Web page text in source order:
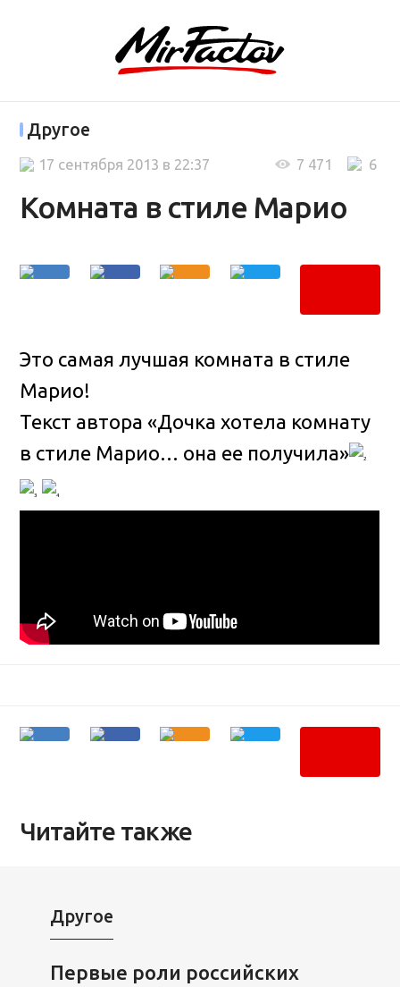
Другое
Комната в стиле Марио
6
7 471
17 сентября 2013 в 22:37
Это самая лучшая комната в стиле
Марио!
Текст автора «Дочка хотела комнату
в стиле Марио… она ее получила»
Читайте также
Другое
Первые роли российских